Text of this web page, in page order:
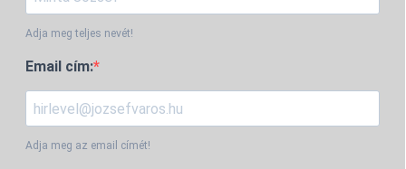
Adja meg teljes nevét!
Email cím:
Adja meg az email címét!